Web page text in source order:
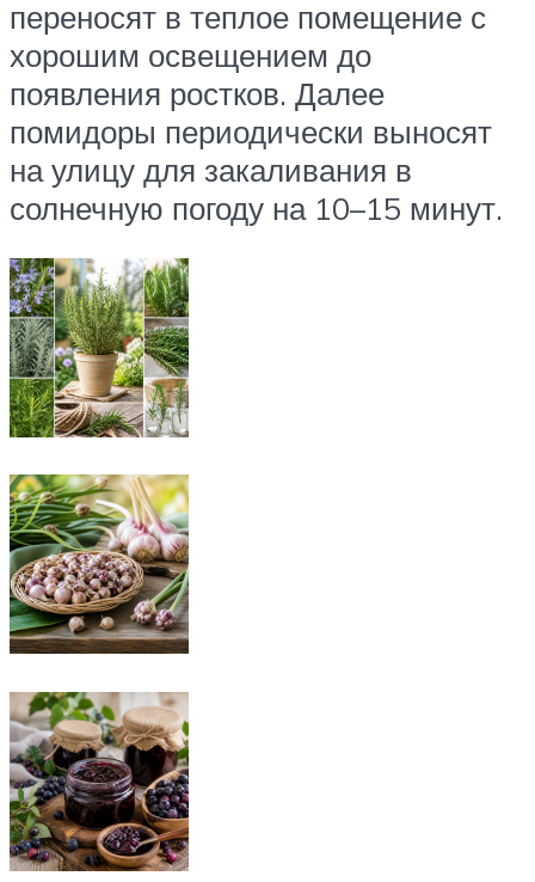
переносят в теплое помещение с
хорошим освещением до
появления ростков. Далее
помидоры периодически выносят
на улицу для закаливания в
солнечную погоду на 10–15 минут.